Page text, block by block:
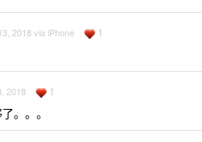
2018 via iPhone 1
2018 1
。。。